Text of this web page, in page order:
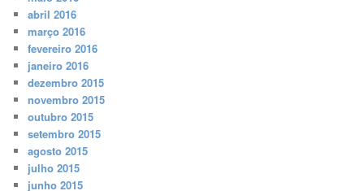
abril 2016
março 2016
fevereiro 2016
janeiro 2016
dezembro 2015
novembro 2015
outubro 2015
setembro 2015
agosto 2015
julho 2015
junho 2015